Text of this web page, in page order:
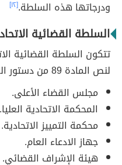
ودرجاتها هذه السلطة.[١٢]
السلطة القضائية
تتكون السلطة القضائية
لنص المادة 89 من دستور العراق لسنة 2005م:
مجلس القضاء الأعلى.
المحكمة الاتحادية العليا.
محكمة التمييز الاتحادية.
جهاز الادعاء العام.
هيئة الإشراف القضائي.